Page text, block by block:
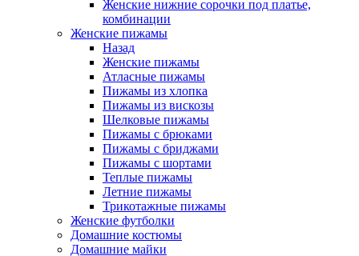
Женские нижние сорочки под платье,
комбинации
Женские пижамы
Назад
Женские пижамы
Атласные пижамы
Пижамы из хлопка
Пижамы из вискозы
Шелковые пижамы
Пижамы с брюками
Пижамы с бриджами
Пижамы с шортами
Теплые пижамы
Летние пижамы
Трикотажные пижамы
Женские футболки
Домашние костюмы
Домашние майки